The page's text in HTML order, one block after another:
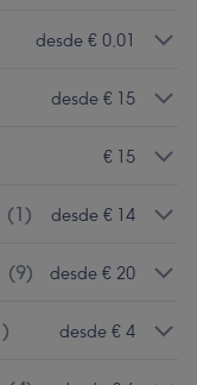
desde € 0,01
desde € 15
€ 15
(1) desde € 14
(9) desde € 20
) desde € 4